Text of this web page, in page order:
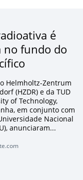
é
no fundo do
Helmholtz-Zentrum
(HZDR) e da TUD
of Technology,
em conjunto com
Nacional
anunciaram...